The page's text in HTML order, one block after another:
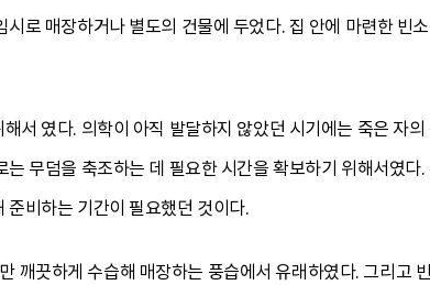
로 매장하거나 별도의 건물에 두었다. 집 안에 마련한 빈
서 였다. 의학이 아직 발달하지 않았던 시기에는 죽은 자
무덤을 축조하는 데 필요한 시간을 확보하기 위해서였
준비하는 기간이 필요했던 것이다.
깨끗하게 수습해 매장하는 풍습에서 유래하였다. 그리고